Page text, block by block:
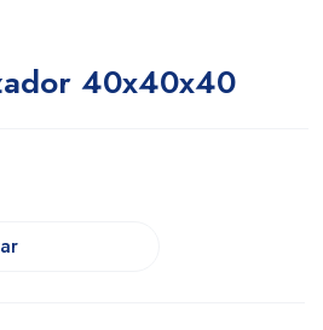
40x40x40